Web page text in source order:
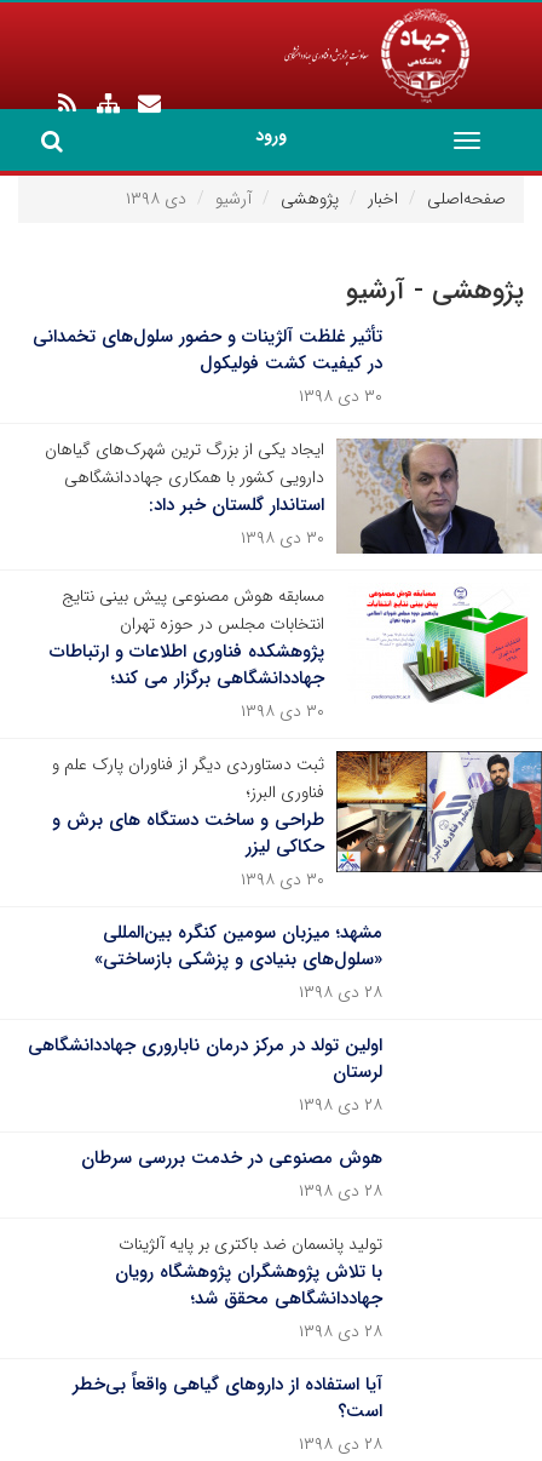
ورود
Toggle
navigation
صفحه‌اصلی
اخبار پژوهشی آرشیو دی ۱۳۹۸
پژوهشی - آرشیو
تأثیر غلظت آلژینات و حضور سلول‌های تخمدانی
در کیفیت کشت فولیکول
۳۰ دی ۱۳۹۸
ایجاد یکی از بزرگ ترین شهرک‌های گیاهان
دارویی کشور با همکاری جهاددانشگاهی
استاندار گلستان خبر داد:
۳۰ دی ۱۳۹۸
مسابقه هوش مصنوعی پیش بینی نتایج
انتخابات مجلس در حوزه تهران
پژوهشکده فناوری اطلاعات و ارتباطات
جهاددانشگاهی برگزار می کند؛
۳۰ دی ۱۳۹۸
ثبت دستاوردی دیگر از فناوران پارک علم و
فناوری البرز؛
طراحی و ساخت دستگاه های برش و
حکاکی لیزر
۳۰ دی ۱۳۹۸
مشهد؛ میزبان سومین کنگره‌ بین‌المللی
«سلول‌های‌ بنیادی و پزشکی‌ بازساختی»
۲۸ دی ۱۳۹۸
اولین تولد در مرکز درمان ناباروری جهاددانشگاهی
لرستان
۲۸ دی ۱۳۹۸
هوش مصنوعی در خدمت بررسی سرطان
۲۸ دی ۱۳۹۸
تولید پانسمان ضد باکتری بر پایه آلژینات
با تلاش پژوهشگران پژوهشگاه رویان
جهاددانشگاهی محقق شد؛
۲۸ دی ۱۳۹۸
آیا استفاده از داروهای گیاهی واقعاً بی‌خطر
است؟
۲۸ دی ۱۳۹۸